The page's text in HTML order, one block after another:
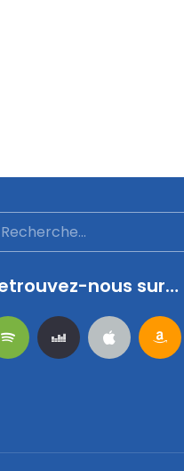
nous sur…